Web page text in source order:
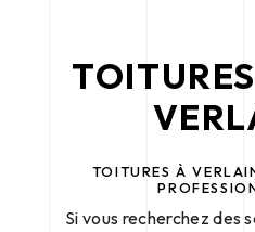
TOITURES À
Si vous recherchez des